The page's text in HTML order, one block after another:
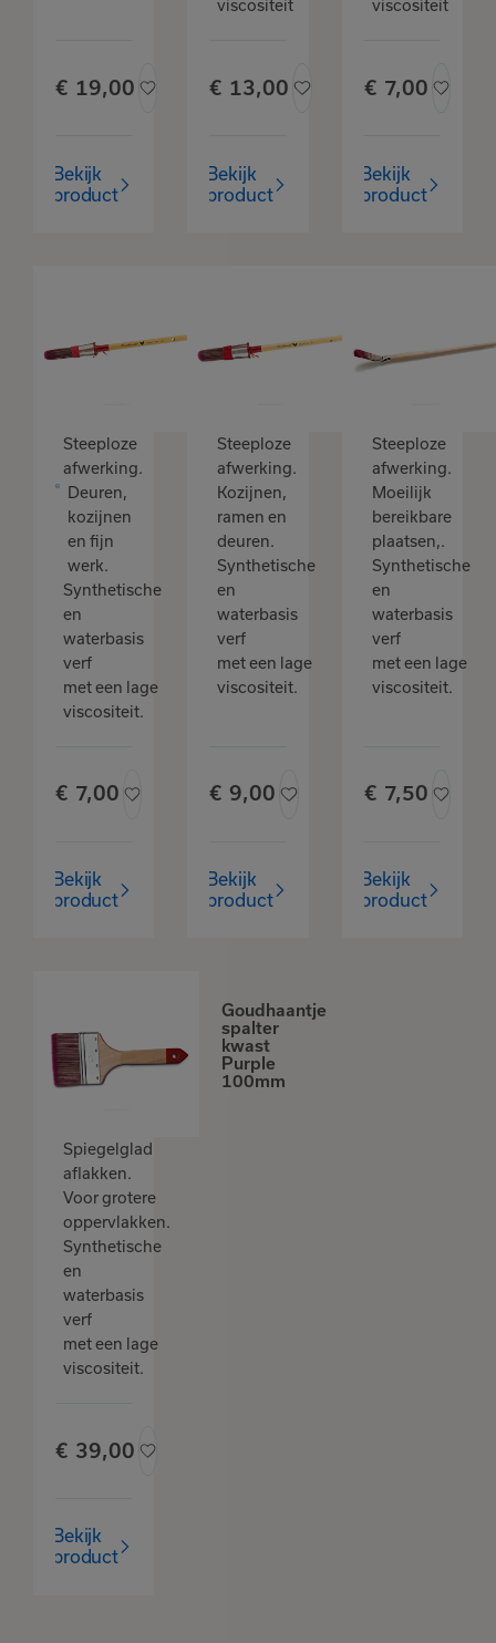
€ 19,00
Bekijk
product
viscositeit
€ 13,00
Bekijk
product
viscositeit
€ 7,00
Bekijk
product
kwast
Purple 10
Steeploze
afwerking.
Deuren,
kozijnen
en fijn
werk.
Synthetische
en
waterbasis
verf
met een lage
viscositeit.
€ 7,00
Bekijk
product
Purple 16
Steeploze
afwerking.
Kozijnen,
ramen en
deuren.
Synthetische
en
waterbasis
verf
met een lage
viscositeit.
€ 9,00
Bekijk
product
Steeploze
afwerking.
Moeilijk
bereikbare
plaatsen,.
Synthetische
en
waterbasis
verf
met een lage
viscositeit.
€ 7,50
Bekijk
product
Goudhaantje
spalter
kwast
Purple
100mm
Spiegelglad
aflakken.
Voor grotere
oppervlakken.
Synthetische
en
waterbasis
verf
met een lage
viscositeit.
€ 39,00
Bekijk
product
Het product is